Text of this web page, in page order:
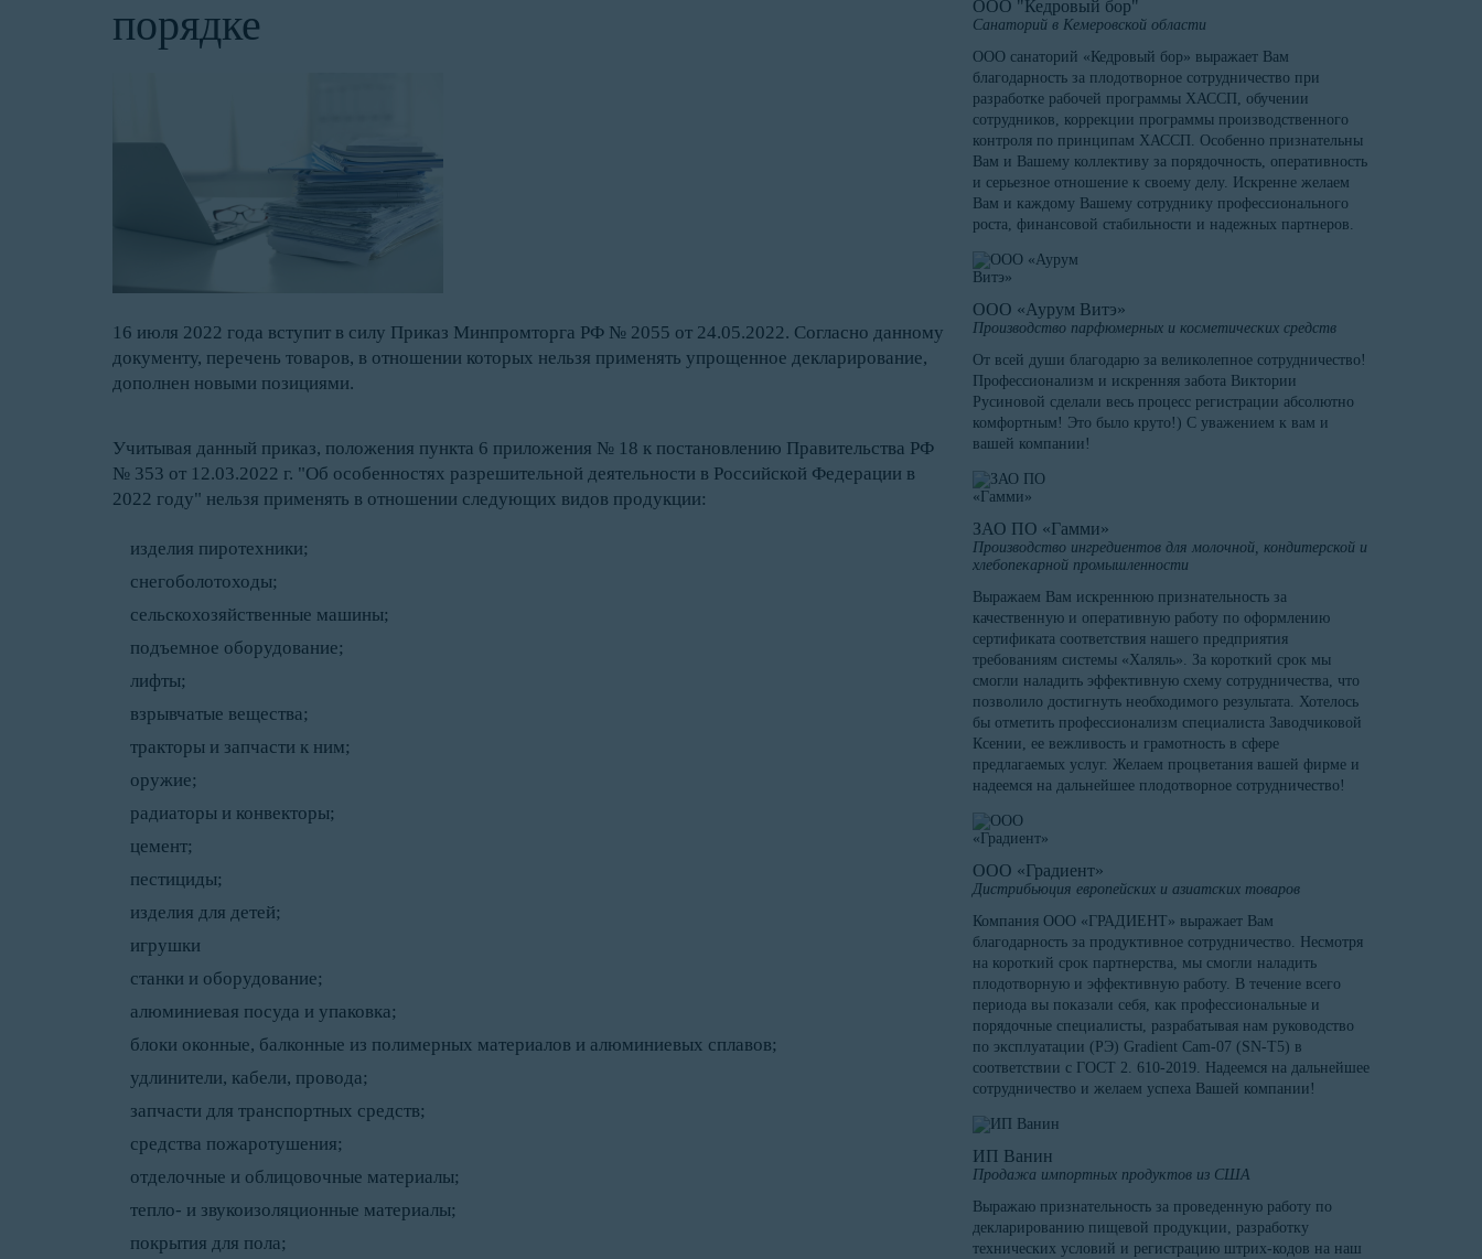
порядке
16 июля 2022 года вступит в силу Приказ Минпромторга РФ № 2055 от 24.05.2022. Согласно данному
документу, перечень товаров, в отношении которых нельзя применять упрощенное декларирование,
дополнен новыми позициями.
Учитывая данный приказ, положения пункта 6 приложения № 18 к постановлению Правительства РФ
№ 353 от 12.03.2022 г. "Об особенностях разрешительной деятельности в Российской Федерации в
2022 году" нельзя применять в отношении следующих видов продукции:
изделия пиротехники;
снегоболотоходы;
сельскохозяйственные машины;
подъемное оборудование;
лифты;
взрывчатые вещества;
тракторы и запчасти к ним;
оружие;
радиаторы и конвекторы;
цемент;
пестициды;
изделия для детей;
игрушки
станки и оборудование;
алюминиевая посуда и упаковка;
блоки оконные, балконные из полимерных материалов и алюминиевых сплавов;
удлинители, кабели, провода;
запчасти для транспортных средств;
средства пожаротушения;
отделочные и облицовочные материалы;
тепло- и звукоизоляционные материалы;
покрытия для пола;
ООО "Кедровый бор"
Санаторий в Кемеровской области
ООО санаторий «Кедровый бор» выражает Вам
благодарность за плодотворное сотрудничество при
разработке рабочей программы ХАССП, обучении
сотрудников, коррекции программы производственного
контроля по принципам ХАССП. Особенно признательны
Вам и Вашему коллективу за порядочность, оперативность
и серьезное отношение к своему делу. Искренне желаем
Вам и каждому Вашему сотруднику профессионального
роста, финансовой стабильности и надежных партнеров.
ООО «Аурум Витэ»
Производство парфюмерных и косметических средств
От всей души благодарю за великолепное сотрудничество!
Профессионализм и искренняя забота Виктории
Русиновой сделали весь процесс регистрации абсолютно
комфортным! Это было круто!) С уважением к вам и
вашей компании!
ЗАО ПО «Гамми»
Производство ингредиентов для молочной, кондитерской и
хлебопекарной промышленности
Выражаем Вам искреннюю признательность за
качественную и оперативную работу по оформлению
сертификата соответствия нашего предприятия
требованиям системы «Халяль». За короткий срок мы
смогли наладить эффективную схему сотрудничества, что
позволило достигнуть необходимого результата. Хотелось
бы отметить профессионализм специалиста Заводчиковой
Ксении, ее вежливость и грамотность в сфере
предлагаемых услуг. Желаем процветания вашей фирме и
надеемся на дальнейшее плодотворное сотрудничество!
ООО «Градиент»
Дистрибьюция европейских и азиатских товаров
Компания ООО «ГРАДИЕНТ» выражает Вам
благодарность за продуктивное сотрудничество. Несмотря
на короткий срок партнерства, мы смогли наладить
плодотворную и эффективную работу. В течение всего
периода вы показали себя, как профессиональные и
порядочные специалисты, разрабатывая нам руководство
по эксплуатации (РЭ) Gradient Cam-07 (SN-T5) в
соответствии с ГОСТ 2. 610-2019. Надеемся на дальнейшее
сотрудничество и желаем успеха Вашей компании!
ИП Ванин
Продажа импортных продуктов из США
Выражаю признательность за проведенную работу по
декларированию пищевой продукции, разработку
технических условий и регистрацию штрих-кодов на наш